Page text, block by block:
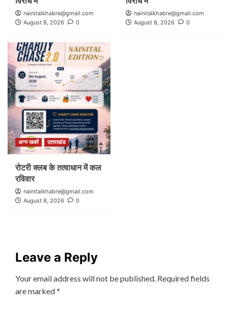
nainitalkhabre@gmail.com
August 8, 2026
0
nainitalkhabre@gmail.com
August 8, 2026
0
अन्य खबरें उत्तराखंड
रोटरी क्लब के तत्वाधान में कल
रविवार
nainitalkhabre@gmail.com
August 8, 2026
0
Leave a Reply
Your email address will not be published. Required fields
are marked*